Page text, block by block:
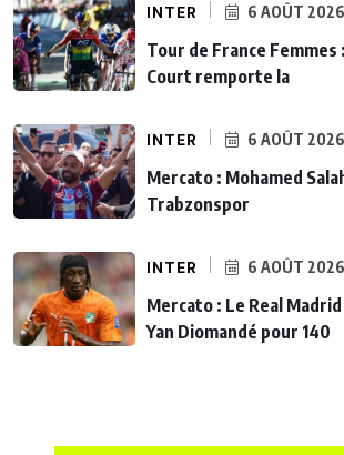
INTER 6 AOÛT 2026
Tour de France Femmes
Court remporte la
INTER 6 AOÛT 2026
Mercato : Mohamed
Trabzonspor
INTER 6 AOÛT 2026
Mercato : Le Real
Yan Diomandé pour 140